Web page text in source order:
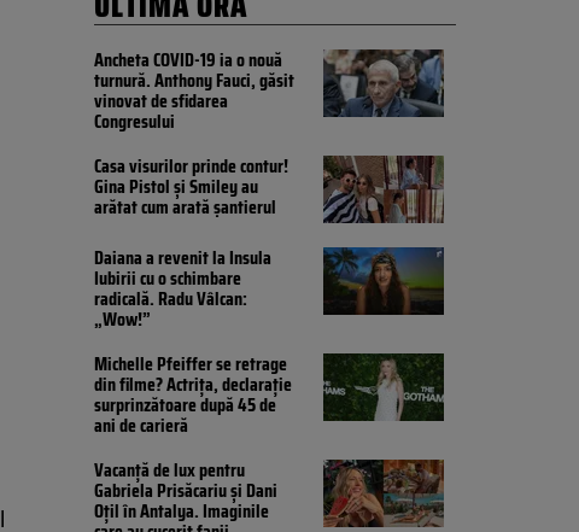
Ancheta COVID-19 ia o nouă
turnură. Anthony Fauci, găsit
vinovat de sfidarea
Congresului
Casa visurilor prinde contur!
Gina Pistol și Smiley au
arătat cum arată șantierul
Daiana a revenit la Insula
Iubirii cu o schimbare
radicală. Radu Vâlcan:
„Wow!”
Michelle Pfeiffer se retrage
din filme? Actrița, declarație
surprinzătoare după 45 de
ani de carieră
Vacanță de lux pentru
Gabriela Prisăcariu și Dani
Oțil în Antalya. Imaginile